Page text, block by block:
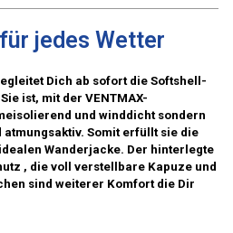
jedes Wetter
Dich ab sofort die Softshell-
ist, mit der VENTMAX-
und winddicht sondern
Somit erfüllt sie die
Wanderjacke. Der hinterlegte
, die voll verstellbare Kapuze und
sind weiterer Komfort die Dir